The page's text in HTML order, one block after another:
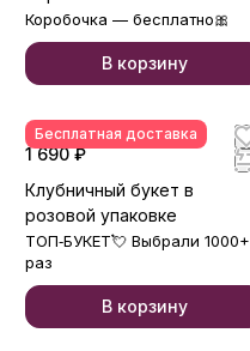
Коробочка — бесплатно🎀
В корзину
Бесплатная доставка
1 690 ₽
Клубничный букет в
розовой упаковке
ТОП‑БУКЕТ💘 Выбрали 1000+
раз
В корзину